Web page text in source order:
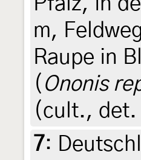
m,
Raupe in
( Ononis
(cult., det.
7: